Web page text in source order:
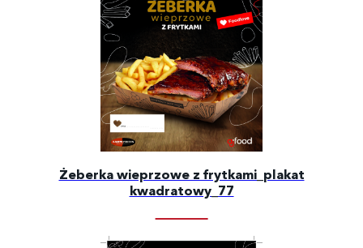
Żeberka wieprzowe z frytkami_plakat
kwadratowy_77